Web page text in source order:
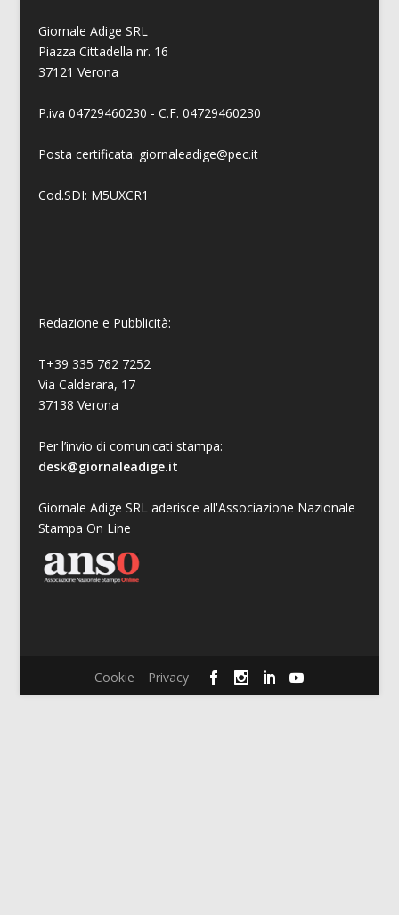
Giornale Adige SRL
Piazza Cittadella nr. 16
37121 Verona
P.iva 04729460230 - C.F. 04729460230
Posta certificata: giornaleadige@pec.it
Cod.SDI: M5UXCR1
Redazione e Pubblicità:
T+39 335 762 7252
Via Calderara, 17
37138 Verona
Per l’invio di comunicati stampa:
desk@giornaleadige.it
Giornale Adige SRL aderisce all'Associazione Nazionale
Stampa On Line
Cookie Privacy